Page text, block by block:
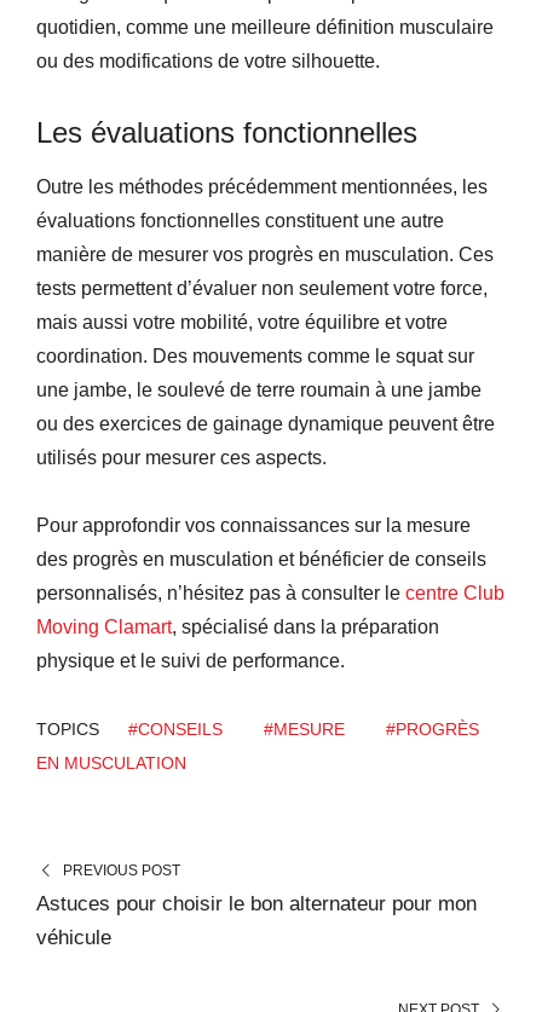
quotidien, comme une meilleure définition musculaire
ou des modifications de votre silhouette.
Les évaluations fonctionnelles
Outre les méthodes précédemment mentionnées, les
évaluations fonctionnelles constituent une autre
manière de mesurer vos progrès en musculation. Ces
tests permettent d’évaluer non seulement votre force,
mais aussi votre mobilité, votre équilibre et votre
coordination. Des mouvements comme le squat sur
une jambe, le soulevé de terre roumain à une jambe
ou des exercices de gainage dynamique peuvent être
utilisés pour mesurer ces aspects.
Pour approfondir vos connaissances sur la mesure
des progrès en musculation et bénéficier de conseils
personnalisés, n’hésitez pas à consulter le centre Club
Moving Clamart, spécialisé dans la préparation
physique et le suivi de performance.
TOPICS #CONSEILS #MESURE
#PROGRÈS
EN MUSCULATION
PREVIOUS POST
Astuces pour choisir le bon alternateur pour mon
véhicule